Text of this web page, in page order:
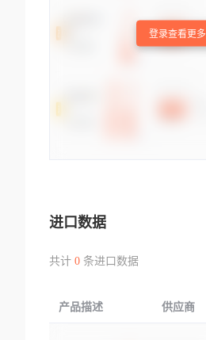
登录查看更多
进口数据
共计 0条进口数据
产品描述 供应商